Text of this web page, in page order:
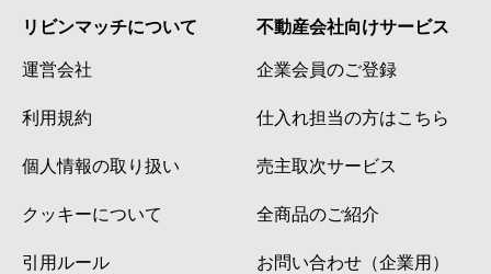
リビンマッチについて
運営会社
利用規約
個人情報の取り扱い
クッキーについて
引用ルール
不動産会社向けサービス
企業会員のご登録
仕入れ担当の方はこちら
売主取次サービス
全商品のご紹介
お問い合わせ（企業用）